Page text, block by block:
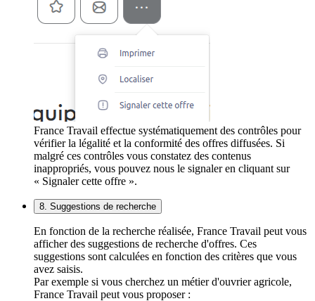
France Travail effectue systématiquement des contrôles pour
vérifier la légalité et la conformité des offres diffusées. Si
malgré ces contrôles vous constatez des contenus
inappropriés, vous pouvez nous le signaler en cliquant sur
« Signaler cette offre ».
8. Suggestions de recherche
En fonction de la recherche réalisée, France Travail peut vous
afficher des suggestions de recherche d'offres. Ces
suggestions sont calculées en fonction des critères que vous
avez saisis.
Par exemple si vous cherchez un métier d'ouvrier agricole,
France Travail peut vous proposer :